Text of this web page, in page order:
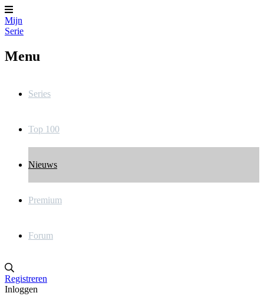
Mijn
Serie
Menu
Series
Top 100
Nieuws
Premium
Forum
Registreren
Inloggen